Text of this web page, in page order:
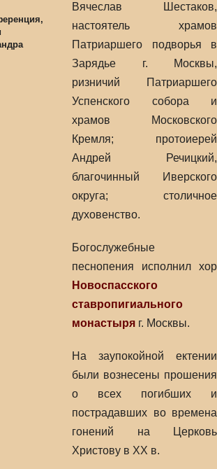
Вячеслав Шестаков,
настоятель храмов
Патриаршего подворья в
Зарядье г. Москвы,
ризничий Патриаршего
Успенского собора и
храмов Московского
Кремля; протоиерей
Андрей Речицкий,
благочинный Иверского
округа; столичное
духовенство.
Богослужебные
песнопения исполнил хор
Новоспасского
ставропигиального
монастыря г. Москвы.
На заупокойной ектении
были вознесены прошения
о всех погибших и
пострадавших во времена
гонений на Церковь
Христову в ХХ в.